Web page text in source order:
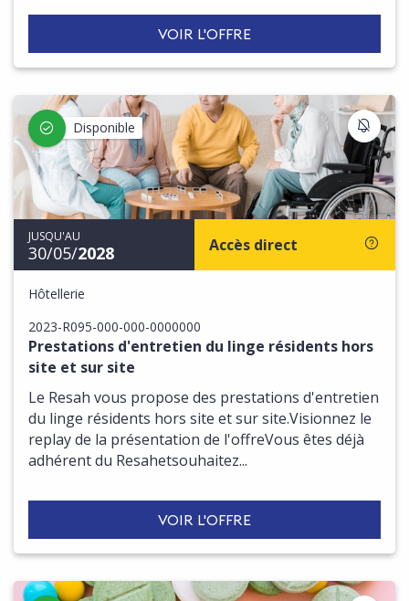
VOIR L'OFFRE
Disponible
JUSQU'AU
30/05/2028 Accès direct
Hôtellerie
2023-R095-000-000-0000000
Prestations d'entretien du linge résidents hors
site et sur site
Le Resah vous propose des prestations d'entretien
du linge résidents hors site et sur site.Visionnez le
replay de la présentation de l'offreVous êtes déjà
adhérent du Resahetsouhaitez...
VOIR L'OFFRE